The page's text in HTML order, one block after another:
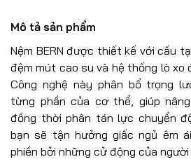
Mô tả sản phẩm
Nệm BERN được thiết kế với cấu
đệm mút cao su và hệ thống lò xo
Công nghệ này phân bổ trọng
từng phần của cơ thể, giúp
đồng thời phân tán lực chuyển
bạn sẽ tận hưởng giấc ngủ êm
phiền bởi những cử động của người